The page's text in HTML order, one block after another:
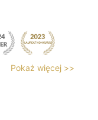
Pokaż więcej >>